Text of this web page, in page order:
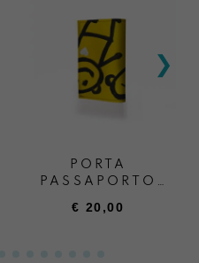
PORTA
PASSAPORTO
KINDERGARTE
€ 20,00